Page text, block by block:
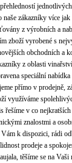
naše zákazníky více
z výrobních a
zboží vyrobené s
obchodních a
z oblasti
speciální
přímo v prodejně,
využíváme
řešíme v co
znalostmi a
k dispozici, rádi
prodeje a
těšíme se na Vaši